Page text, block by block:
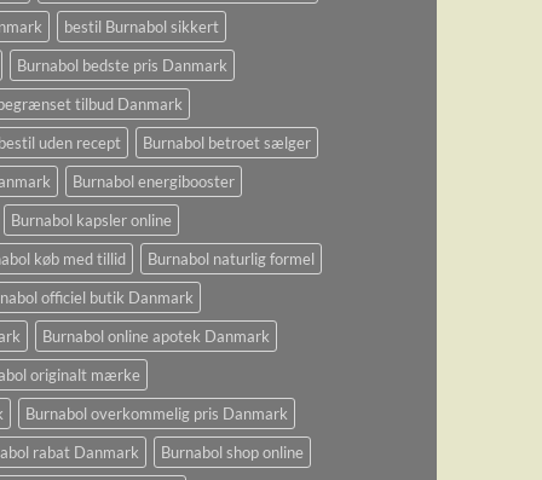
bestil Burnabol sikkert
Burnabol bedste pris Danmark
tilbud Danmark
uden recept
Burnabol betroet sælger
Burnabol energibooster
Burnabol kapsler online
køb med tillid
Burnabol naturlig formel
officiel butik Danmark
Burnabol online apotek Danmark
originalt mærke
Burnabol overkommelig pris Danmark
rabat Danmark
Burnabol shop online